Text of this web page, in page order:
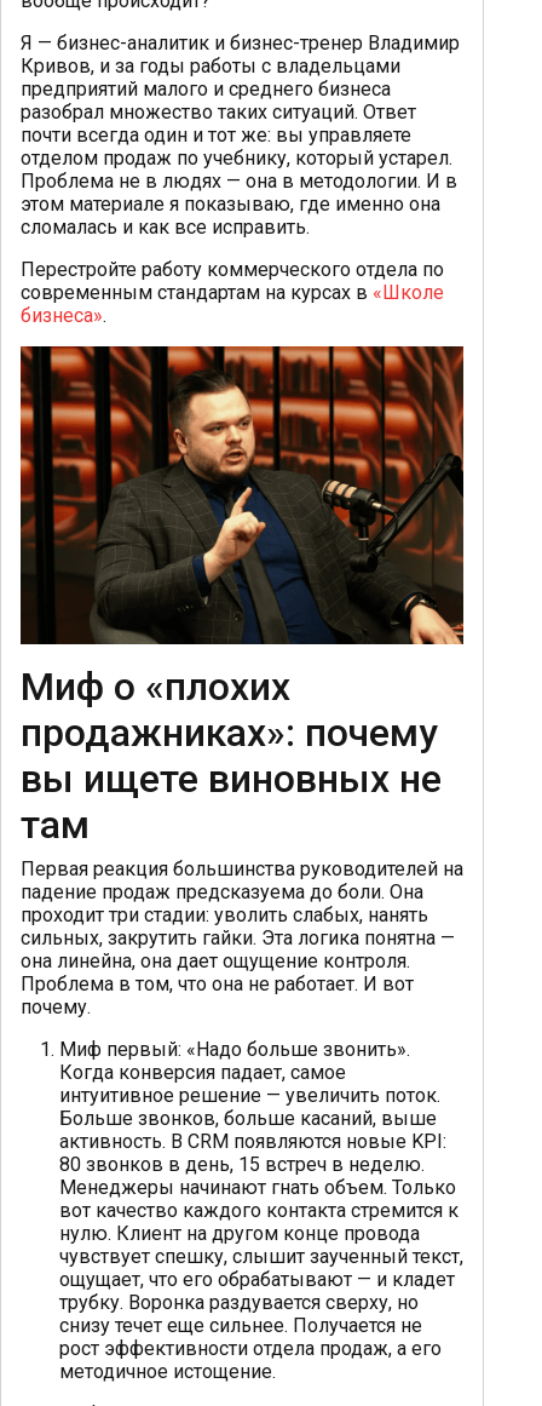
Я — бизнес-аналитик и бизнес-тренер Владимир
Кривов, и за годы работы с владельцами
предприятий малого и среднего бизнеса
разобрал множество таких ситуаций. Ответ
почти всегда один и тот же: вы управляете
отделом продаж по учебнику, который устарел.
Проблема не в людях — она в методологии. И в
этом материале я показываю, где именно она
сломалась и как все исправить.
Перестройте работу коммерческого отдела по
современным стандартам на курсах в «Школе
бизнеса».
Миф о «плохих
продажниках»: почему
вы ищете виновных не
там
Первая реакция большинства руководителей на
падение продаж предсказуема до боли. Она
проходит три стадии: уволить слабых, нанять
сильных, закрутить гайки. Эта логика понятна —
она линейна, она дает ощущение контроля.
Проблема в том, что она не работает. И вот
почему.
Миф первый: «Надо больше звонить».
Когда конверсия падает, самое
интуитивное решение — увеличить поток.
Больше звонков, больше касаний, выше
активность. В CRM появляются новые KPI:
80 звонков в день, 15 встреч в неделю.
Менеджеры начинают гнать объем. Только
вот качество каждого контакта стремится к
нулю. Клиент на другом конце провода
чувствует спешку, слышит заученный текст,
ощущает, что его обрабатывают — и кладет
трубку. Воронка раздувается сверху, но
снизу течет еще сильнее. Получается не
рост эффективности отдела продаж, а его
методичное истощение.